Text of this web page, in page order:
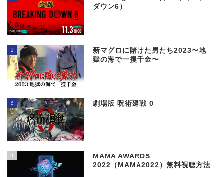
ダウン6）
2
新マグロに賭けた男たち2023〜地
獄の海で一攫千金〜
3 劇場版 呪術廻戦 0
4
MAMA AWARDS
2022（MAMA2022）無料視聴方法